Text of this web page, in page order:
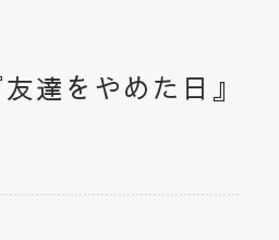
達をやめた日』